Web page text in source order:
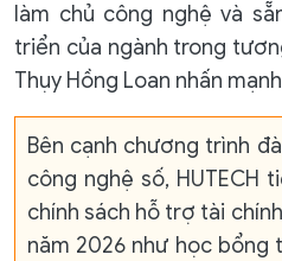
làm chủ công nghệ và
triển của ngành trong
Thụy Hồng Loan nhấn
Bên cạnh chương trình
công nghệ số, HUTECH
chính sách hỗ trợ tài
năm 2026 như học bổng